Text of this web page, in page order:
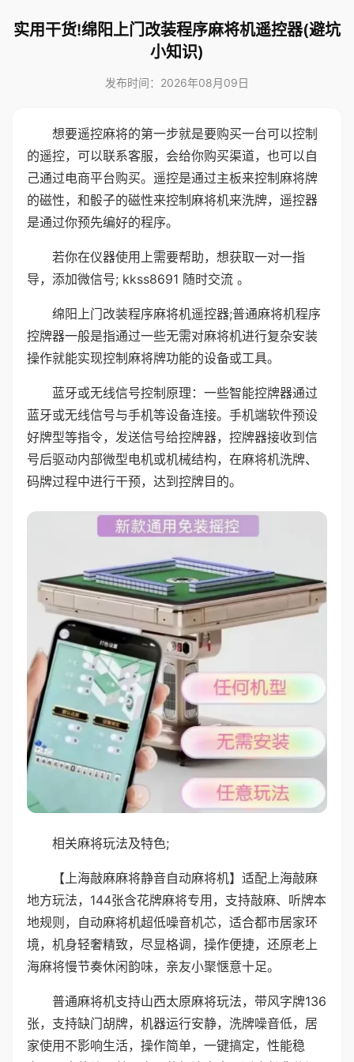
实用干货!绵阳上门改装程序麻将机遥控器(避坑
小知识)
发布时间：2026年08月09日
想要遥控麻将的第一步就是要购买一台可以控制
的遥控，可以联系客服，会给你购买渠道，也可以自
己通过电商平台购买。遥控是通过主板来控制麻将牌
的磁性，和骰子的磁性来控制麻将机来洗牌，遥控器
是通过你预先编好的程序。
若你在仪器使用上需要帮助，想获取一对一指
导，添加微信号; kkss8691 随时交流 。
绵阳上门改装程序麻将机遥控器;普通麻将机程序
控牌器一般是指通过一些无需对麻将机进行复杂安装
操作就能实现控制麻将牌功能的设备或工具。
蓝牙或无线信号控制原理：一些智能控牌器通过
蓝牙或无线信号与手机等设备连接。手机端软件预设
好牌型等指令，发送信号给控牌器，控牌器接收到信
号后驱动内部微型电机或机械结构，在麻将机洗牌、
码牌过程中进行干预，达到控牌目的。
相关麻将玩法及特色;
【上海敲麻麻将静音自动麻将机】适配上海敲麻
地方玩法，144张含花牌麻将专用，支持敲麻、听牌本
地规则，自动麻将机超低噪音机芯，适合都市居家环
境，机身轻奢精致，尽显格调，操作便捷，还原老上
海麻将慢节奏休闲韵味，亲友小聚惬意十足。
普通麻将机支持山西太原麻将玩法，带风字牌136
张，支持缺门胡牌，机器运行安静，洗牌噪音低，居
家使用不影响生活，操作简单，一键搞定，性能稳